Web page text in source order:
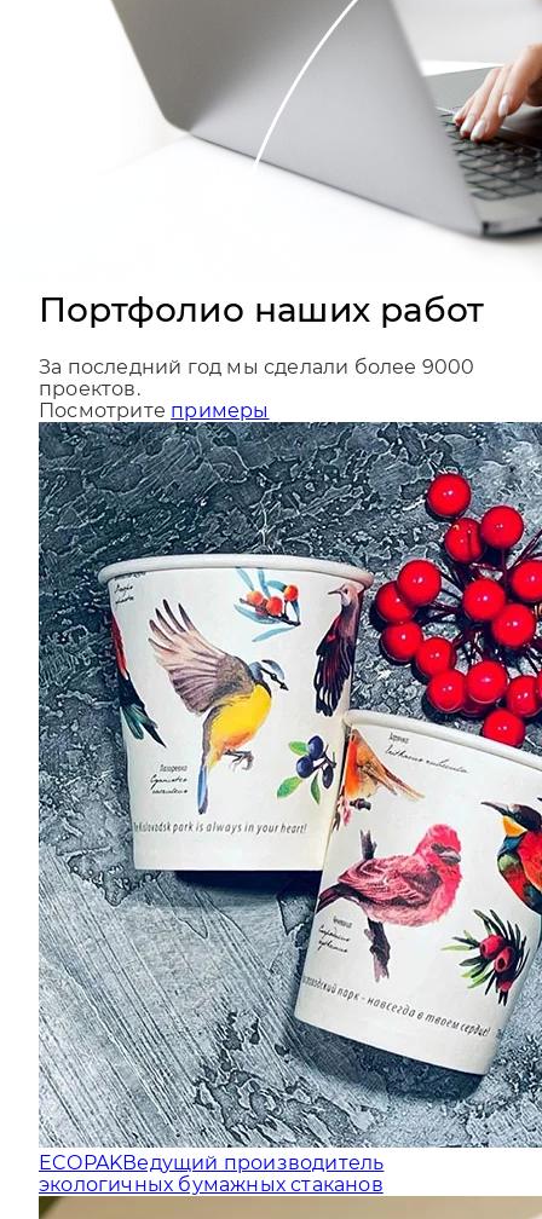
Портфолио наших работ
За последний год мы сделали более 9000
проектов.
Посмотритепримеры
ECOPAKВедущий производитель
экологичных бумажных стаканов